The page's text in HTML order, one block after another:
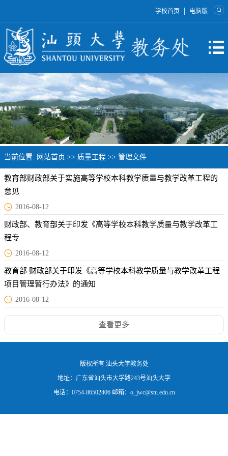
学校首页 | 电脑版
当前位置: 网站首页 >> 质量工程 >> 管理文件
教育部财政部关于实施高等学校本科教学质量与教学改革工程的
意见
2016-08-12
财政部、教育部关于印发《高等学校本科教学质量与教学改革工
程专
2016-08-12
教育部 财政部关于印发《高等学校本科教学质量与教学改革工程
项目管理暂行办法》的通知
2016-08-12
查看更多
版权所有 汕头大学教务处
地址：广东省汕头市大学路243号汕头大学
电话：0754-86502406 邮箱：o_jwc@stu.edu.cn